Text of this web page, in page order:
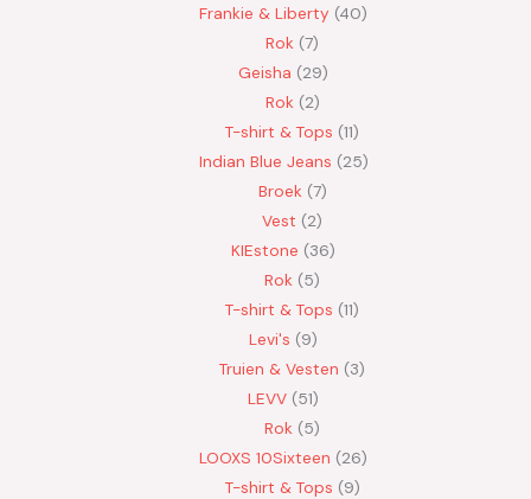
Frankie & Liberty 40
Rok 7
Geisha
29
Rok 2
T-shirt & Tops 11
Indian Blue Jeans 25
Broek 7
Vest
2
KIEstone
36
Rok
5
T-shirt & Tops 11
Levi's
9
Truien & Vesten
3
LEVV 51
Rok
5
LOOXS 10Sixteen
26
T-shirt & Tops 9